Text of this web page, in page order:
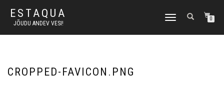
ESTAQUA
JÕUDU ANDEV VESI!
TOGGLE
0
CROPPED-FAVICON.PNG